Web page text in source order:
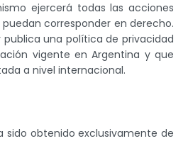
ejercerá todas las acciones
corresponder en derecho.
publica una política de privacidad
vigente en Argentina y que
a nivel internacional.
sido obtenido exclusivamente de